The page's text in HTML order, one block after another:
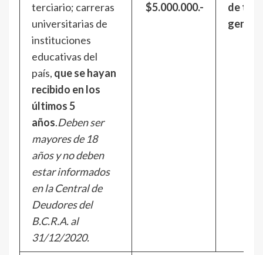
terciario; carreras
universitarias de
instituciones
educativas del
país, que se hayan
recibido en los
últimos 5
años.Deben ser
mayores de 18
años y no deben
estar informados
en la Central de
Deudores del
B.C.R.A. al
31/12/2020.
$5.000.000.-
de tipo